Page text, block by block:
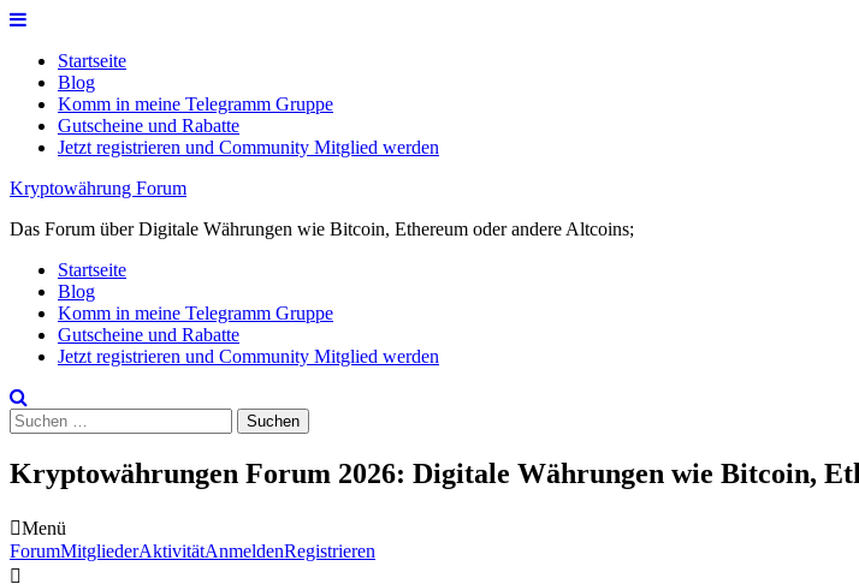
Skip
contentStartseite
Blog
Komm in meine Telegramm Gruppe
Gutscheine und Rabatte
Jetzt registrieren und Community Mitglied werden
Kryptowährung Forum
Das Forum über Digitale Währungen wie Bitcoin, Ethereum oder andere Altcoins;
Startseite
Blog
Komm in meine Telegramm Gruppe
Gutscheine und Rabatte
Jetzt registrieren und Community Mitglied werden
Suchen
nach:
Kryptowährungen Forum 2026: Digitale Währungen wie Bitcoin,
Menü
Forum-
Navigation
ForumMitgliederAktivitätAnmeldenRegistrieren